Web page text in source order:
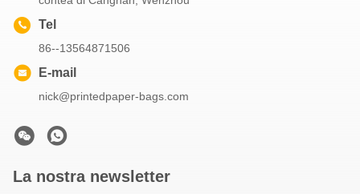
Tel
86--13564871506
E-mail
nick@printedpaper-bags.com
La nostra newsletter